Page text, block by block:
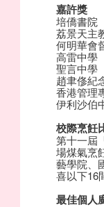
嘉許獎
培僑書院
荔景天主
何明華會
高雷中學
聖言中學
趙聿俢紀
香港管理
伊利沙伯
校際烹飪
第十一屆
場煤氣烹
藝學院、
喜以下16
最佳個人